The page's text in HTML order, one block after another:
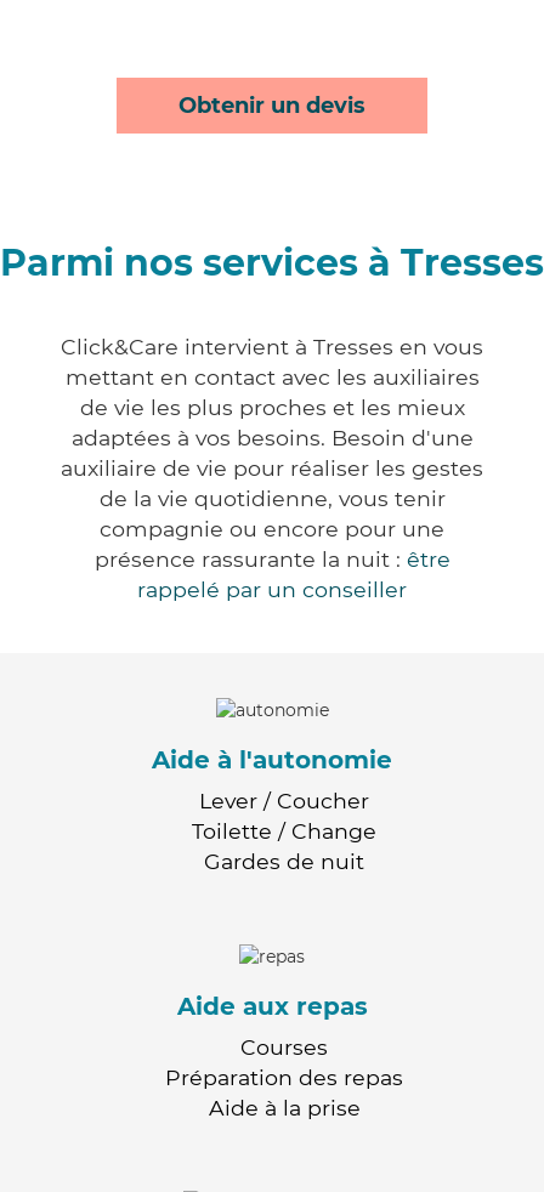
Obtenir un devis
Parmi nos services à Tresses
Click&Care intervient à Tresses en vous
mettant en contact avec les auxiliaires
de vie les plus proches et les mieux
adaptées à vos besoins. Besoin d'une
auxiliaire de vie pour réaliser les gestes
de la vie quotidienne, vous tenir
compagnie ou encore pour une
présence rassurante la nuit : être
rappelé par un conseiller
Aide à l'autonomie
Lever / Coucher
Toilette / Change
Gardes de nuit
Aide aux repas
Courses
Préparation des repas
Aide à la prise